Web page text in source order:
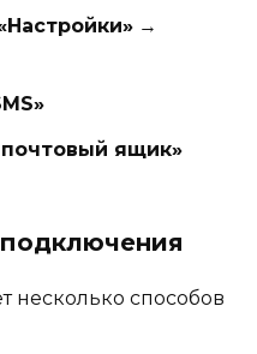
→
ящик»
несколько способов